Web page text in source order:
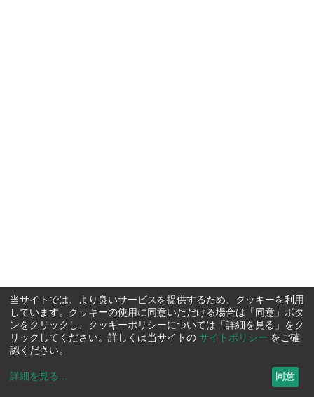
当サイトでは、より良いサービスを提供するため、クッキーを利用
しています。クッキーの使用に同意いただける場合は「同意」ボタ
ンをクリックし、クッキーポリシーについては「詳細を見る」をク
リックしてください。詳しくは当サイトの サイトポリシー をご確
認ください。
詳細を見る ... 同意